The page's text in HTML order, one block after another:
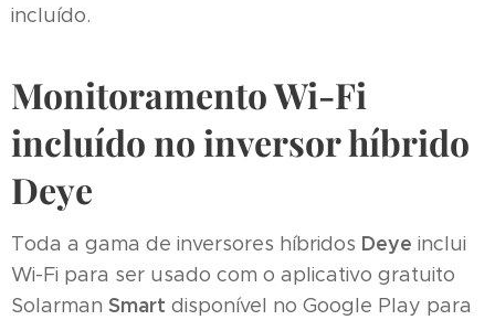
incluído.
Monitoramento Wi-Fi
incluído no inversor híbrido
Deye
Toda a gama de inversores híbridos Deye inclui
Wi-Fi para ser usado com o aplicativo gratuito
Solarman Smart disponível no Google Play para